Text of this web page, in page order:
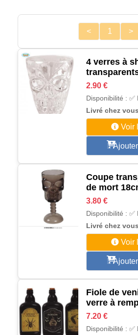
< 1 >
4 verres à
2.90 €
Disponibilité : ✅
Livré chez
Voir
Coupe
de mort
3.80 €
Disponibilité : ✅
Livré chez
Voir
Fiole de
verre à
7.20 €
Disponibilité : ✅